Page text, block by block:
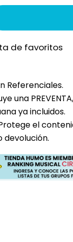
de favoritos
Referenciales.
una
ya incluidos.
el
devolución.